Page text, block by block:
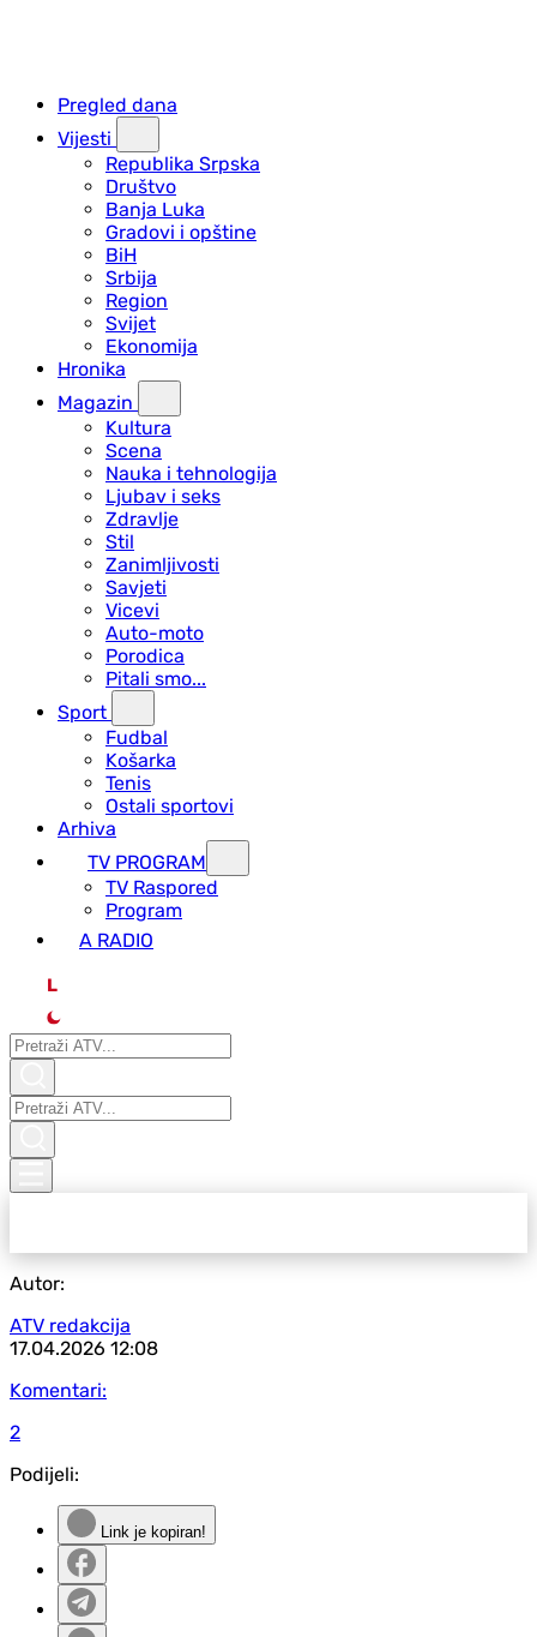
Pregled dana
Vijesti
Republika Srpska
Društvo
Banja Luka
Gradovi i opštine
BiH
Srbija
Region
Svijet
Ekonomija
Hronika
Magazin
Kultura
Scena
Nauka i tehnologija
Ljubav i seks
Zdravlje
Stil
Zanimljivosti
Savjeti
Vicevi
Auto-moto
Porodica
Pitali smo...
Sport
Fudbal
Košarka
Tenis
Ostali sportovi
Arhiva
TV PROGRAM
ТV Raspored
Program
A RADIO
L
Autor:
ATV redakcija
17.04.2026 12:08
Komentari:
2
Podijeli:
Link je kopiran!